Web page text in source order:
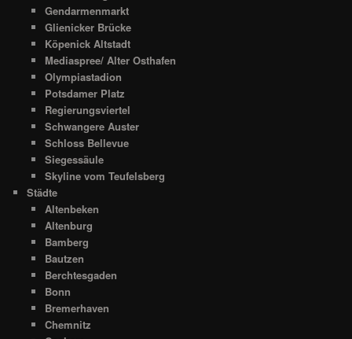
Gendarmenmarkt
Glienicker Brücke
Köpenick Altstadt
Mediaspree/ Alter Osthafen
Olympiastadion
Potsdamer Platz
Regierungsviertel
Schwangere Auster
Schloss Bellevue
Siegessäule
Skyline vom Teufelsberg
Städte
Altenbeken
Altenburg
Bamberg
Bautzen
Berchtesgaden
Bonn
Bremerhaven
Chemnitz